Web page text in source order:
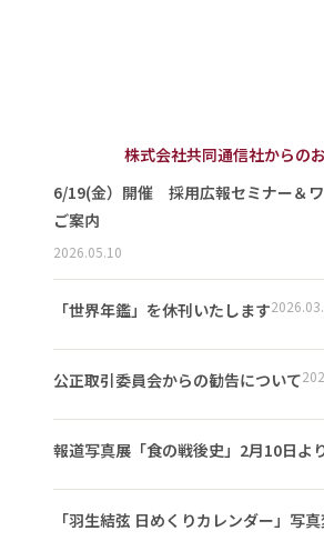
株式会社共同通信社からの
6/19(金）開催 採用広報セミナー＆
ご案内
2026.05.10
「世界年鑑」を休刊いたします
公正取引委員会からの勧告について
報道写真展「食の戦後史」2月10日よ
「羽生結弦 日めくりカレンダー」写